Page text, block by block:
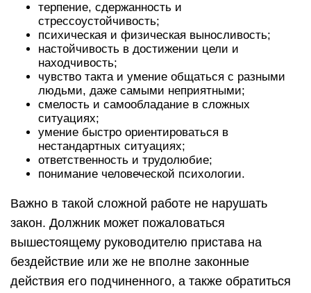
терпение, сдержанность и
стрессоустойчивость;
психическая и физическая выносливость;
настойчивость в достижении цели и
находчивость;
чувство такта и умение общаться с разными
людьми, даже самыми неприятными;
смелость и самообладание в сложных
ситуациях;
умение быстро ориентироваться в
нестандартных ситуациях;
ответственность и трудолюбие;
понимание человеческой психологии.
Важно в такой сложной работе не нарушать
закон. Должник может пожаловаться
вышестоящему руководителю пристава на
бездействие или же не вполне законные
действия его подчиненного, а также обратиться